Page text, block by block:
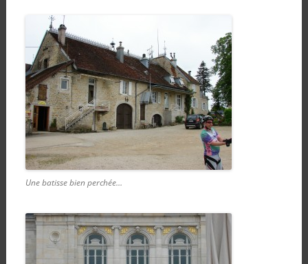
Une batisse bien perchée…